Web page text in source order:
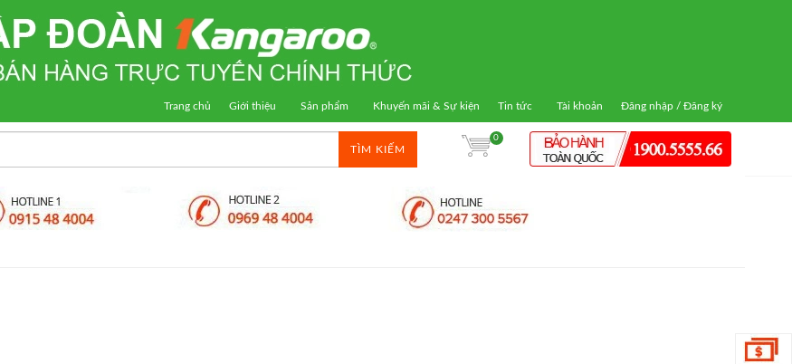
Trang chủ Giới thiệu Sản phẩm Khuyến mãi & Sự kiện Tin tức Tài khoản Đăng nhập / Đăng ký
TÌM KIẾM
0